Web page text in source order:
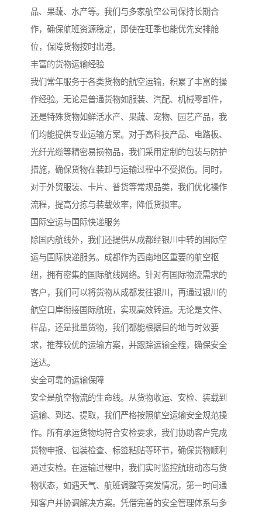
品、果蔬、水产等。我们与多家航空公司保持长期合
作，确保航班资源稳定，即使在旺季也能优先安排舱
位，保障货物按时出港。
丰富的货物运输经验
我们常年服务于各类货物的航空运输，积累了丰富的操
作经验。无论是普通货物如服装、汽配、机械零部件，
还是特殊货物如鲜活水产、果蔬、宠物、园艺产品，我
们均能提供专业运输方案。对于高科技产品、电路板、
光纤光缆等精密易损物品，我们采用定制的包装与防护
措施，确保货物在装卸与运输过程中不受损伤。同时，
对于外贸服装、卡片、普货等常规品类，我们优化操作
流程，提高分拣与装载效率，降低货损率。
国际空运与国际快递服务
除国内航线外，我们还提供从成都经银川中转的国际空
运与国际快递服务。成都作为西南地区重要的航空枢
纽，拥有密集的国际航线网络。针对有国际物流需求的
客户，我们可以将货物从成都发往银川，再通过银川的
航空口岸衔接国际航班，实现高效转运。无论是文件、
样品，还是批量货物，我们都能根据目的地与时效要
求，推荐较优的运输方案，并跟踪运输全程，确保安全
送达。
安全可靠的运输保障
安全是航空物流的生命线。从货物收运、安检、装载到
运输、到达、提取，我们严格按照航空运输安全规范操
作。所有承运货物均符合安检要求，我们协助客户完成
货物申报、包装检查、标签粘贴等环节，确保货物顺利
通过安检。在运输过程中，我们实时监控航班动态与货
物状态，如遇天气、航班调整等突发情况，第一时间通
知客户并协调解决方案。凭借完善的安全管理体系与多